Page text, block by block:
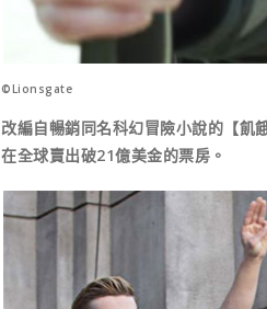
©Lionsgate
改編自暢銷同名科幻冒險小說的【飢
在全球賣出破21億美金的票房。